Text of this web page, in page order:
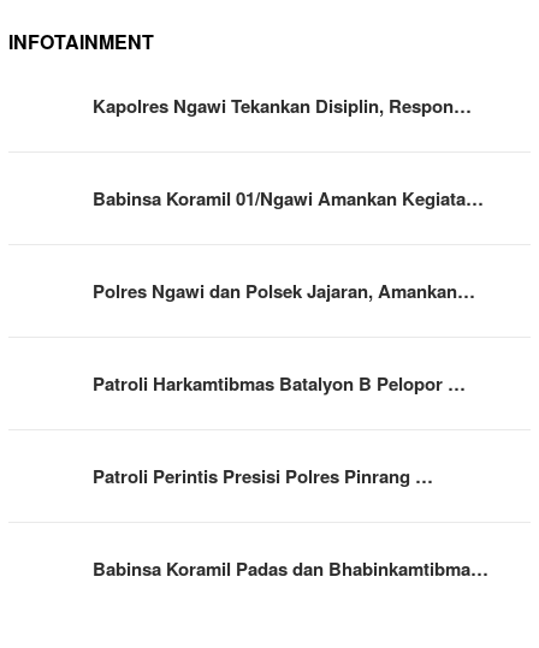
INFOTAINMENT
Kapolres Ngawi Tekankan Disiplin, Respon…
Babinsa Koramil 01/Ngawi Amankan Kegiata…
Polres Ngawi dan Polsek Jajaran, Amankan…
Patroli Harkamtibmas Batalyon B Pelopor …
Patroli Perintis Presisi Polres Pinrang …
Babinsa Koramil Padas dan Bhabinkamtibma…